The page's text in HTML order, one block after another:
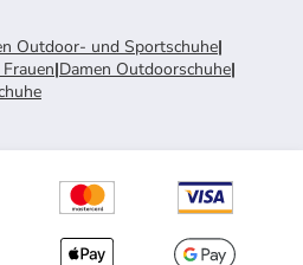
Outdoor- und Sportschuhe|
|Damen Outdoorschuhe|